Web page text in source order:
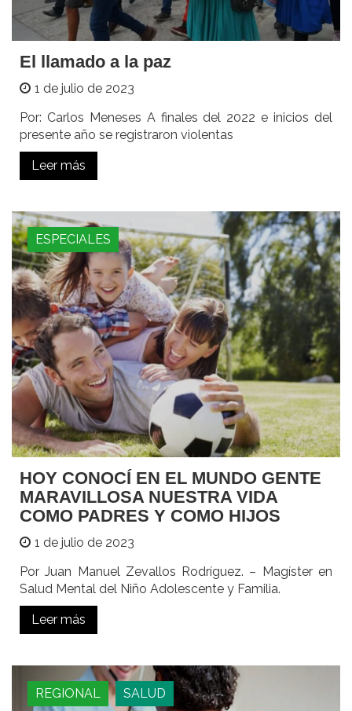
El llamado a la paz
1 de julio de 2023
Por: Carlos Meneses A finales del 2022 e inicios del
presente año se registraron violentas
Leer más
ESPECIALES
HOY CONOCÍ EN EL MUNDO GENTE
MARAVILLOSA NUESTRA VIDA
COMO PADRES Y COMO HIJOS
1 de julio de 2023
Por Juan Manuel Zevallos Rodríguez. – Magíster en
Salud Mental del Niño Adolescente y Familia.
Leer más
REGIONAL SALUD